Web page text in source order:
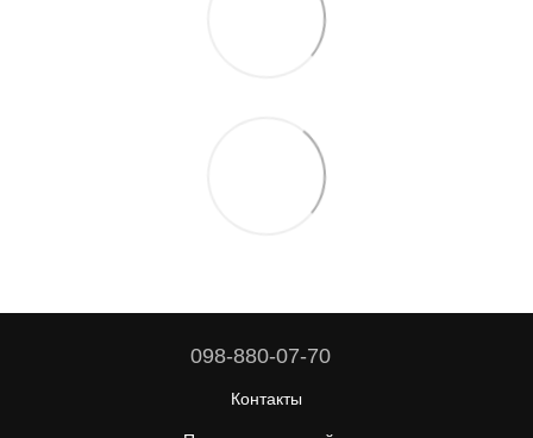
098-880-07-70
Контакты